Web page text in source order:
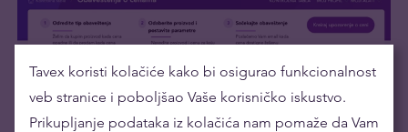
Tavex koristi kolačiće kako bi osigurao funkcionalnost
veb stranice i poboljšao Vaše korisničko iskustvo.
Prikupljanje podataka iz kolačića nam pomaže da Vam